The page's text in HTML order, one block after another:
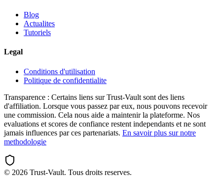
Blog
Actualites
Tutoriels
Legal
Conditions d'utilisation
Politique de confidentialite
Transparence : Certains liens sur Trust-Vault sont des liens
d'affiliation. Lorsque vous passez par eux, nous pouvons recevoir
une commission. Cela nous aide a maintenir la plateforme. Nos
evaluations et scores de confiance restent independants et ne sont
jamais influences par ces partenariats. En savoir plus sur notre
methodologie
© 2026 Trust-Vault. Tous droits reserves.